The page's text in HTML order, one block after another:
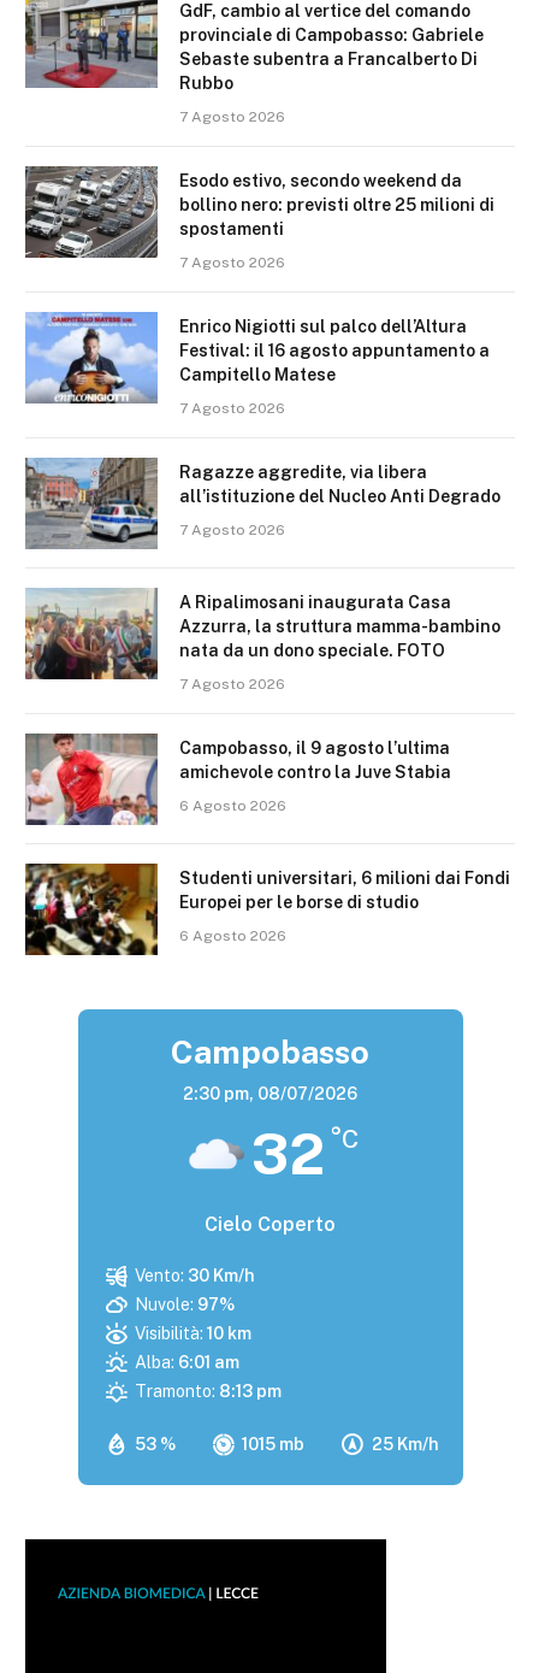
GdF, cambio al vertice del comando
provinciale di Campobasso: Gabriele
Sebaste subentra a Francalberto Di
Rubbo
7 Agosto 2026
Esodo estivo, secondo weekend da
bollino nero: previsti oltre 25 milioni di
spostamenti
7 Agosto 2026
Enrico Nigiotti sul palco dell’Altura
Festival: il 16 agosto appuntamento a
Campitello Matese
7 Agosto 2026
Ragazze aggredite, via libera
all’istituzione del Nucleo Anti Degrado
7 Agosto 2026
A Ripalimosani inaugurata Casa
Azzurra, la struttura mamma-bambino
nata da un dono speciale. FOTO
7 Agosto 2026
Campobasso, il 9 agosto l’ultima
amichevole contro la Juve Stabia
6 Agosto 2026
Studenti universitari, 6 milioni dai Fondi
Europei per le borse di studio
6 Agosto 2026
Campobasso
2:30 pm, 08/07/2026
32 °C
Cielo Coperto
53 % 1015 mb 25 Km/h
Vento: 30 Km/h
Nuvole: 97%
Visibilità: 10 km
Alba: 6:01 am
Tramonto: 8:13 pm